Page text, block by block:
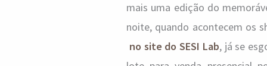
mais uma edição do
noite, quando acontecem os
no site do SESI Lab, já se